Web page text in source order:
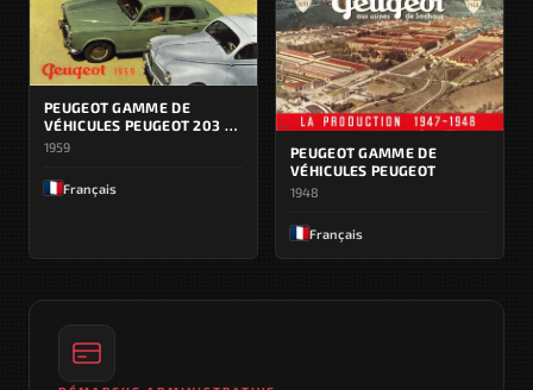
PEUGEOT GAMME DE
VÉHICULES PEUGEOT 203 /
403
1959
Français
PEUGEOT GAMME DE
VÉHICULES PEUGEOT
1948
Français